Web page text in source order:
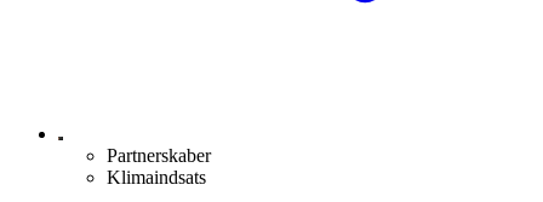
Partnerskaber
Klimaindsats